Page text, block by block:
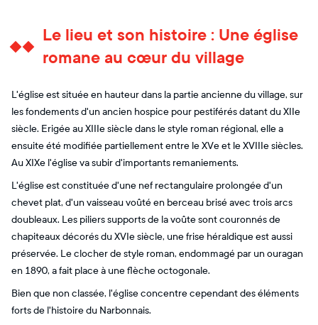
Le lieu et son histoire : Une église
romane au cœur du village
L'église est située en hauteur dans la partie ancienne du village, sur
les fondements d'un ancien hospice pour pestiférés datant du XIIe
siècle. Erigée au XIIIe siècle dans le style roman régional, elle a
ensuite été modifiée partiellement entre le XVe et le XVIIIe siècles.
Au XIXe l'église va subir d'importants remaniements.
L'église est constituée d'une nef rectangulaire prolongée d'un
chevet plat, d'un vaisseau voûté en berceau brisé avec trois arcs
doubleaux. Les piliers supports de la voûte sont couronnés de
chapiteaux décorés du XVIe siècle, une frise héraldique est aussi
préservée. Le clocher de style roman, endommagé par un ouragan
en 1890, a fait place à une flèche octogonale.
Bien que non classée, l'église concentre cependant des éléments
forts de l'histoire du Narbonnais.